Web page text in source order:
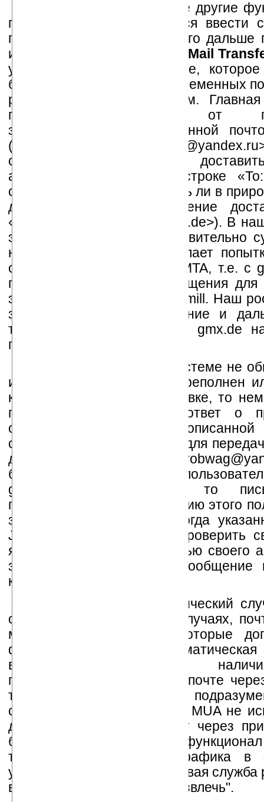
Могут быть и некоторые другие
правило, от MUA требуется ввести
пользователя и передать его дальше
именно, передать его
MTA (Mail
уже серверное приложение, которое
большое количество одновременных
разных почтовых программ.
принять сообщение от
зарегистрированного в данной
(«Robert Wagner»
система Yandex Mail) и
адресату, указанному в строке
сначала проверяется, а есть ли в
домен (например, сообщение
«Jens Miller» <jensmill@gmx.de>). В
это gmx.de. Если он действительно
наш MTA (Yandex Mail) делает
соединение с удаленным MTA, т.е. с
происходит передача сообщения для
этого MTA под именем jensmill. Наш
затем завершает соединение и
только дождаться реакции gmx.de
письмо.
Если пользователь в системе не
или его почтовый ящик переполнен
какая-либо ошибка в доставке, то
готовит автоматический ответ о
ошибках и по схеме,
соединяется с Yandex Mail для
для пользователя
благоприятном случае, т.е.
gmx.de все-таки есть, то
переписывается в директорию этого
затем стоит дождаться, когда
Jens Miller соблаговолит проверить
ящик. Опять-таки, с помощью своего
затем ответит на наше
кнопку "Отправить".
Мы рассмотрели классический
сообщения. В некоторых случаях,
может предоставлять некоторые
функции, как то — автоматическая
вирусы, определение
предоставление доступа к почте
т.е. в этом случае
специализированный агент MUA не
доступ к почте происходит через
браузер. Естественно, что
тот, да и количество трафика в
увеличивается. Плюс, почтовая служба
вам рекламу и всячески "развлечь".